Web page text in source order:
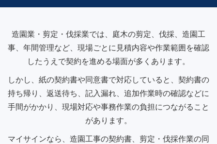
造園業・剪定・伐採業では、庭木の剪定、伐採、造園工
事、年間管理など、現場ごとに見積内容や作業範囲を確認
したうえで契約を進める場面が多くあります。
しかし、紙の契約書や同意書で対応していると、契約書の
持ち帰り、返送待ち、記入漏れ、追加作業時の確認などに
手間がかかり、現場対応や事務作業の負担につながること
があります。
マイサインなら、造園工事の契約書、剪定・伐採作業の同